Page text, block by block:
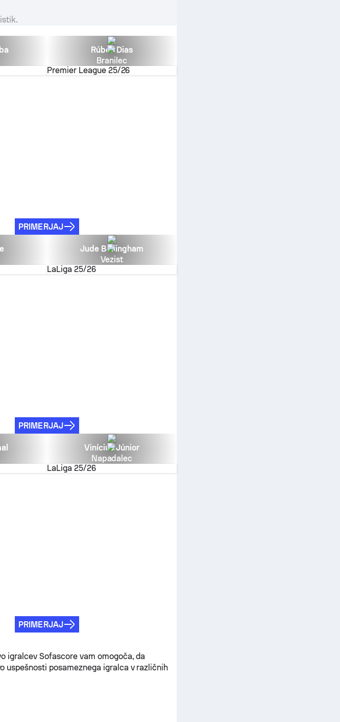
Rúben Dias
Branilec
Premier League 25/26
PRIMERJAJ
Jude Bellingham
Vezist
LaLiga 25/26
PRIMERJAJ
Vinícius Júnior
Napadalec
LaLiga 25/26
PRIMERJAJ
igralcev Sofascore vam omogoča, da
uspešnosti posameznega igralca v različnih